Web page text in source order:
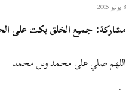
8 يونيو 2005
مشاركة: جميع الخلق بكت على
اللهم صلي على محمد وىل محمد